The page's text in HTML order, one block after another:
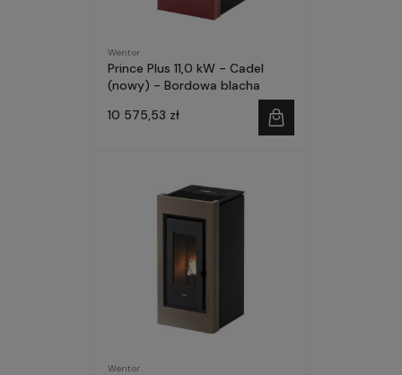
Wentor
Prince Plus 11,0 kW - Cadel
(nowy) - Bordowa blacha
10 575,53 zł
Wentor